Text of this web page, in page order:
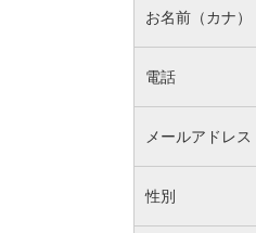
お名前（カナ）
電話
メールアドレス
性別